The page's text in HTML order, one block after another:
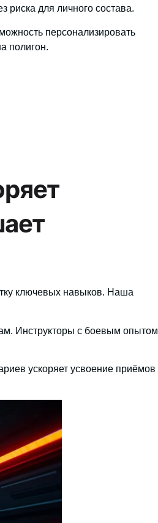
риска для личного состава.
персонализировать
полигон.
ключевых навыков. Наша
Инструкторы с боевым опытом
ускоряет усвоение приёмов